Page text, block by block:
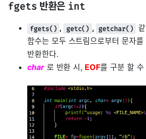
fgets 반환은 int
fgets() , getc() , getchar()
함수는 모두 스트림으로부터 문자를
반환한다.
char로 반환 시, EOF를 구분 할 수